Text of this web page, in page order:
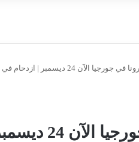
اخر اخبار كورونا في جورجيا
اخر اخبار